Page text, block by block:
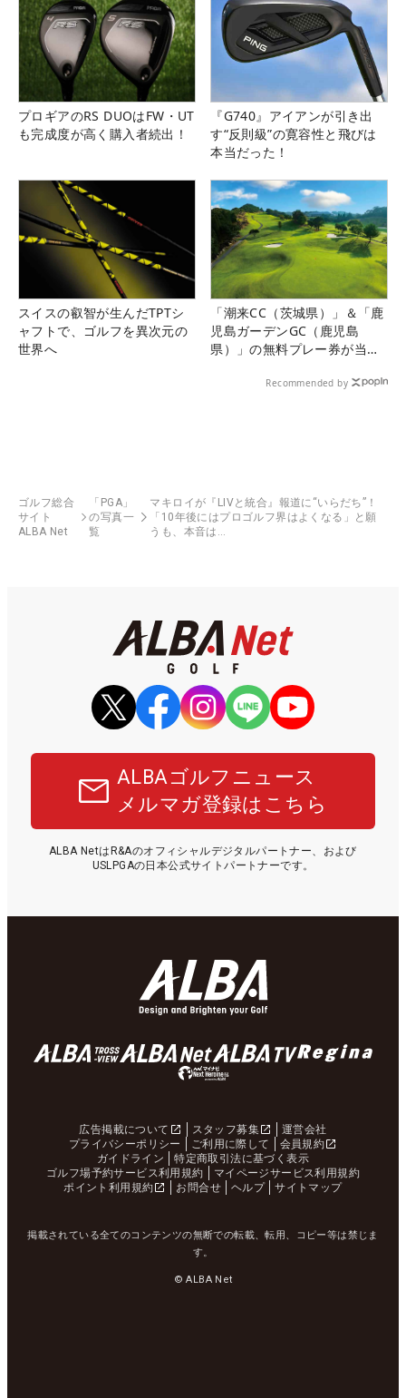
プロギアのRS DUOはFW・UT
も完成度が高く購入者続出！
『G740』アイアンが引き出
す“反則級”の寛容性と飛びは
本当だった！
スイスの叡智が生んだTPTシ
ャフトで、ゴルフを異次元の
世界へ
「潮来CC（茨城県）」＆「鹿
児島ガーデンGC（鹿児島
県）」の無料プレー券が当た
Recommended by
ゴルフ総合
サイト
ALBA Net
「PGA」
の写真一
覧
マキロイが『LIVと統合』報道に“いらだち”！
「10年後にはプロゴルフ界はよくなる」と願
うも、本音は…
ALBAゴルフニュース
メルマガ登録はこちら
ALBA NetはR&Aのオフィシャルデジタルパートナー、および
USLPGAの日本公式サイトパートナーです。
広告掲載について スタッフ募集
運営会社
プライバシーポリシー
ご利用に際して
会員規約
ガイドライン
特定商取引法に基づく表示
ゴルフ場予約サービス利用規約
マイページサービス利用規約
ポイント利用規約
お問合せ ヘルプ サイトマップ
掲載されている全てのコンテンツの無断での転載、転用、コピー等は禁じま
す。
© ALBA Net